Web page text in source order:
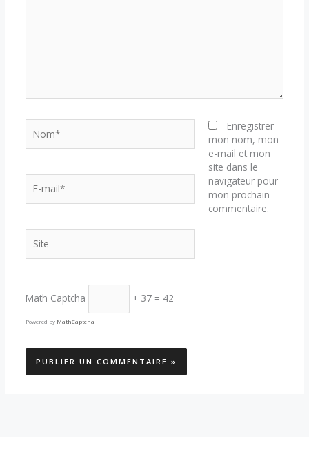
mail*
Enregistrer
mon nom, mon
e-mail et mon
site dans le
navigateur pour
mon prochain
commentaire.
Math Captcha + 37 = 42
Powered by MathCaptcha